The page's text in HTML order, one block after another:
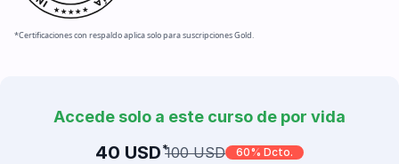
*Certificaciones con respaldo aplica solo para suscripciones Gold.
Accede solo a este curso de por vida
40 USD *100 USD 60% Dcto.